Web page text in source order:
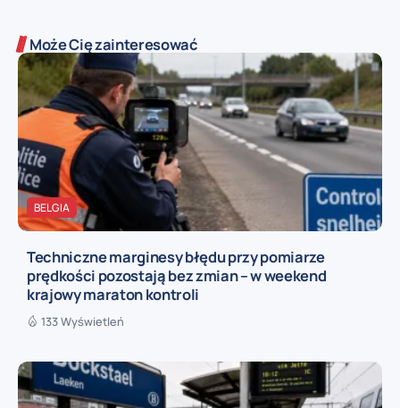
Może Cię zainteresować
BELGIA
Techniczne marginesy błędu przy pomiarze
prędkości pozostają bez zmian – w weekend
krajowy maraton kontroli
133 Wyświetleń